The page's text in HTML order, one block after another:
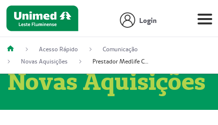
Login
Acesso Rápido
Comunicação
Novas Aquisições
Prestador Medlife Consultas e Diagnósticos (51004334-2)
Novas Aquisições